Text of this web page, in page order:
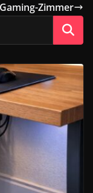
Zimmer